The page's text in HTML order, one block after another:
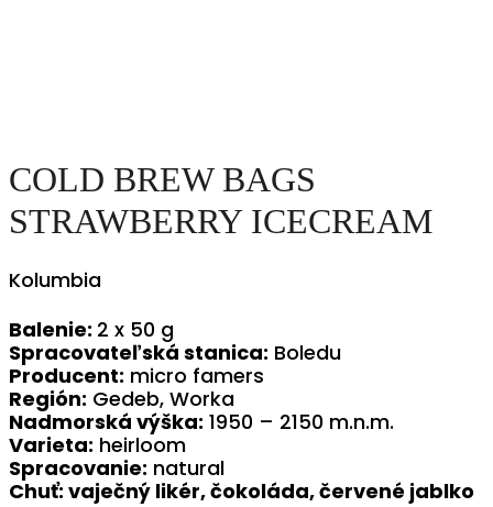
COLD BREW BAGS
STRAWBERRY ICECREAM
Kolumbia
Balenie: 2 x 50 g
Spracovateľská stanica: Boledu
Producent: micro famers
Región: Gedeb, Worka
Nadmorská výška: 1950 – 2150 m.n.m.
Varieta: heirloom
Spracovanie: natural
Chuť: vaječný likér, čokoláda, červené jablko